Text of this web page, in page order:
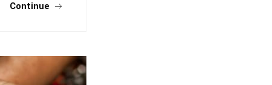
Continue